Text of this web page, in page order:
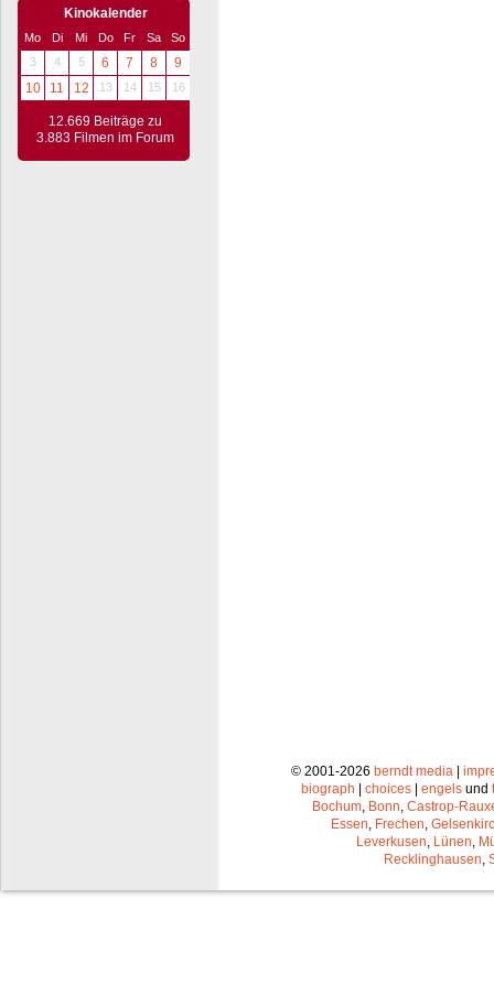
Kinokalender
Mo Di Mi Do Fr Sa
So
3
4 5 6 7 8
9
10
11 12 13 14 15 16
12.669 Beiträge zu
3.883 Filmen im Forum
© 2001-2026 berndt media |
biograph | choices | engels und
Bochum Bonn Castrop-
Essen Frechen
Leverkusen Lünen
Recklinghausen